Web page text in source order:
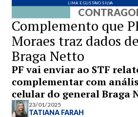
LIMA E GUSTAVO SILVA
Complemento que
Moraes traz dados
Braga Netto
PF vai enviar ao STF
complementar com
celular do general Braga
23/01/2025
TATIANA FARAH